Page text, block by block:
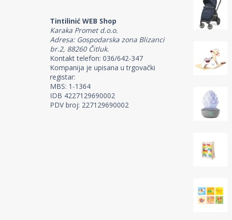
Tintilinić WEB Shop
Karaka Promet d.o.o.
Adresa: Gospodarska zona Blizanci
br.2, 88260 Čitluk.
Kontakt telefon: 036/642-347
Kompanija je upisana u trgovački
registar:
MBS: 1-1364
IDB 4227129690002
PDV broj: 227129690002